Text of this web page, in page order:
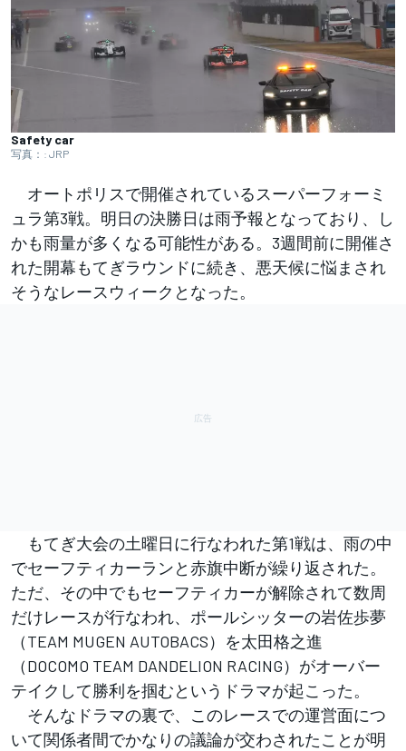
Safety car
写真：: JRP
オートポリスで開催されているスーパーフォーミ
ュラ第3戦。明日の決勝日は雨予報となっており、し
かも雨量が多くなる可能性がある。3週間前に開催さ
れた開幕もてぎラウンドに続き、悪天候に悩まされ
そうなレースウィークとなった。
もてぎ大会の土曜日に行なわれた第1戦は、雨の中
でセーフティカーランと赤旗中断が繰り返された。
ただ、その中でもセーフティカーが解除されて数周
だけレースが行なわれ、ポールシッターの岩佐歩夢
（TEAM MUGEN AUTOBACS）を太田格之進
（DOCOMO TEAM DANDELION RACING）がオーバー
テイクして勝利を掴むというドラマが起こった。
そんなドラマの裏で、このレースでの運営面につ
いて関係者間でかなりの議論が交わされたことが明